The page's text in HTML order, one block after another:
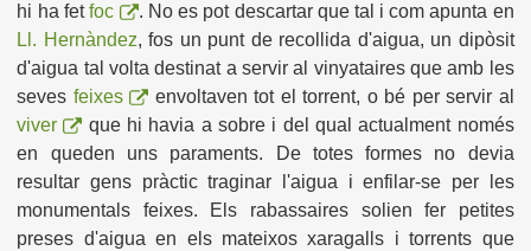
hi ha fetfoc
. No es pot descartar que tal i com apunta en
Ll. Hernàndez, fos un punt de recollida d'aigua, un dipòsit
d'aigua tal volta destinat a servir al vinyataires que amb les
seves feixes
envoltaven tot el torrent, o bé per servir al
viver
que hi havia a sobre i del qual actualment només
en queden uns paraments. De totes formes no devia
resultar gens pràctic traginar l'aigua i enfilar-se per les
monumentals feixes. Els rabassaires solien fer petites
preses d'aigua en els mateixos xaragalls i torrents que